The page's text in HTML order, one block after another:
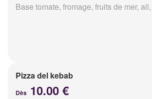
Base tomate, fromage, fruits de mer,
Pizza del kebab
Dès 10.00 €